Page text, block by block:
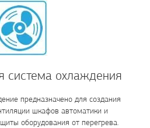
система охлаждения
предназначено для создания
шкафов автоматики и
оборудования от перегрева.